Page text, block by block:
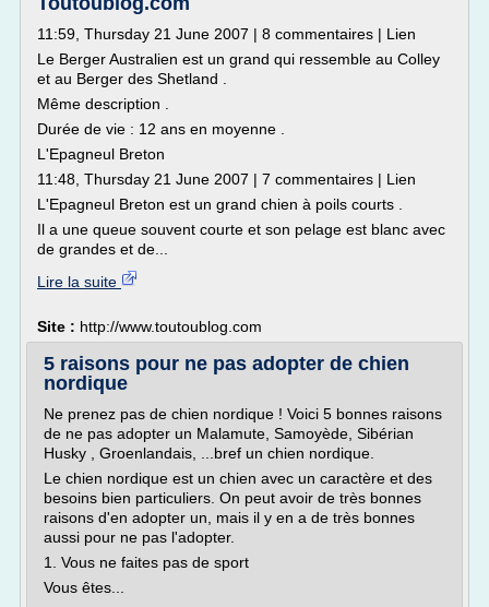
11:59, Thursday 21 June 2007 | 8 commentaires | Lien
Le Berger Australien est un grand qui ressemble au Colley
et au Berger des Shetland .
Même description .
Durée de vie : 12 ans en moyenne .
L'Epagneul Breton
11:48, Thursday 21 June 2007 | 7 commentaires | Lien
L'Epagneul Breton est un grand chien à poils courts .
Il a une queue souvent courte et son pelage est blanc avec
de grandes et de...
Lire la suite
Site : http://www.toutoublog.com
5 raisons pour ne pas adopter de chien
nordique
Ne prenez pas de chien nordique ! Voici 5 bonnes raisons
de ne pas adopter un Malamute, Samoyède, Sibérian
Husky , Groenlandais, ...bref un chien nordique.
Le chien nordique est un chien avec un caractère et des
besoins bien particuliers. On peut avoir de très bonnes
raisons d'en adopter un, mais il y en a de très bonnes
aussi pour ne pas l'adopter.
1. Vous ne faites pas de sport
Vous êtes...